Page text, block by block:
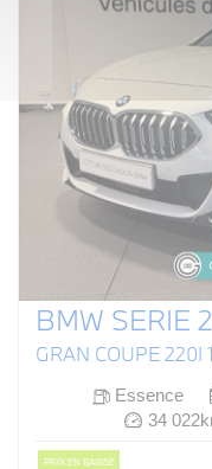
BMW SERIE
GRAN COUPE 220I
Essence
34
PRIX EN BAISSE